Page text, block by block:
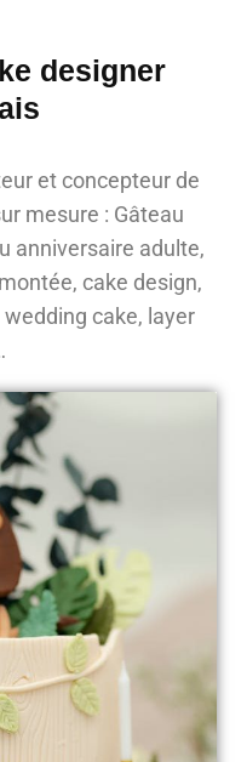
designer
et concepteur de
mesure : Gâteau
anniversaire adulte,
cake design,
cake, layer